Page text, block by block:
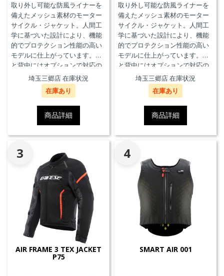
取り外し可能な防風ライナーを
備えたメッシュ素材のモーター
サイクル・ジャケット。人間工
学に基づいた設計により、機能
的でプロテクション性能の高い
モデルに仕上がっています。胸
と背中にはオプションで対応の
プロテクターを装着することが
できます。また、防水の内ポケ
ット、EN17092クラスA認証、パ
ンツと接続可能なファスナーを
備えています。
埼玉三郷店 在庫状況
在庫あり
商品詳細
取り外し可能な防風ライナーを
備えたメッシュ素材のモーター
サイクル・ジャケット。人間工
学に基づいた設計により、機能
的でプロテクション性能の高い
モデルに仕上がっています。胸
と背中にはオプションで対応の
プロテクターを装着することが
できます。また、防水の内ポケ
ット、EN17092クラスA認証、パ
ンツと接続可能なファスナーを
備えています。
埼玉三郷店 在庫状況
在庫あり
商品詳細
3
AIR FRAME 3 TEX JACKET
P75
4
SMART AIR 001